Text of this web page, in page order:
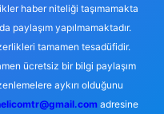
haber niteliği taşımamakta
paylaşım yapılmamaktadır.
tamamen tesadüfidir.
ücretsiz bir bilgi paylaşım
aykırı olduğunu
adresine